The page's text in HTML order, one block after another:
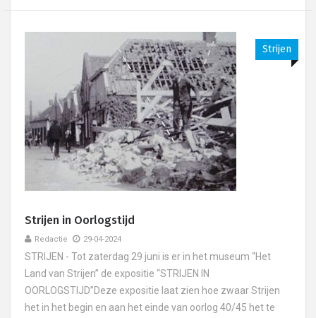
Strijen
Strijen in Oorlogstijd
Redactie 29-04-2024
STRIJEN - Tot zaterdag 29 juni is er in het museum “Het
Land van Strijen” de expositie “STRIJEN IN
OORLOGSTIJD”Deze expositie laat zien hoe zwaar Strijen
het in het begin en aan het einde van oorlog 40/45 het te